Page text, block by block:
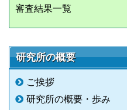
審査結果一覧
研究所の概要
ご挨拶
研究所の概要・歩み